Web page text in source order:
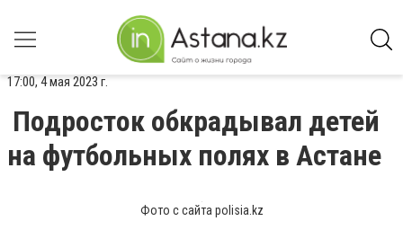
17:00, 4 мая 2023 г.
Подросток обкрадывал детей
на футбольных полях в Астане
Фото с сайта polisia.kz